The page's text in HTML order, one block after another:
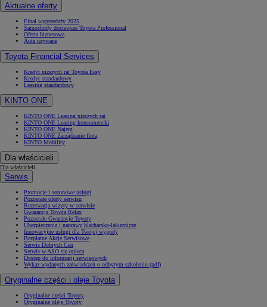
Aktualne oferty
Finał wyprzedaży 2025
Samochody dostawcze Toyota Professional
Oferta biznesowa
Auta używane
Toyota Financial Services
Kredyt niższych rat Toyota Easy
Kredyt standardowy
Leasing standardowy
KINTO ONE
KINTO ONE Leasing niższych rat
KINTO ONE Leasing konsumencki
KINTO ONE Najem
KINTO ONE Zarządzanie flotą
KINTO Mobility
Dla właścicieli
Dla właścicieli
Serwis
Promocje i sezonowe usługi
Pozostałe oferty serwisu
Rezerwacja wizyty w serwisie
Gwarancja Toyota Relax
Pozostałe Gwarancje Toyoty
Ubezpieczenia i naprawy blacharsko-lakiernicze
Innowacyjne usługi dla Twojej wygody
Bezpłatne Akcje Serwisowe
Serwis Dobrych Cen
Serwis w ASO się opłaca
Dostęp do informacji serwisowych
Wykaz wydanych zaświadczeń o odbytym szkoleniu (pdf)
Oryginalne części i oleje Toyota
Oryginalne części Toyoty
Oryginalne oleje Toyoty